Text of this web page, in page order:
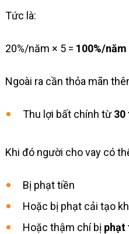
Tức là:
20%/năm × 5 = 100%/năm
Ngoài ra cần thỏa mãn
Thu lợi bất chính từ30
Khi đó người cho vay có
Bị phạt tiền
Hoặc bị phạt cải tạo
Hoặc thậm chí bị phạt